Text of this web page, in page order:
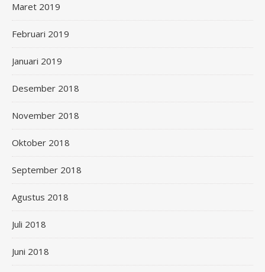
Maret 2019
Februari 2019
Januari 2019
Desember 2018
November 2018
Oktober 2018
September 2018
Agustus 2018
Juli 2018
Juni 2018